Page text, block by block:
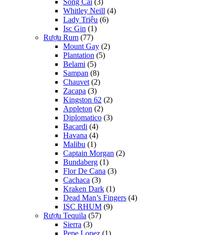
Sông Cái (3)
Whitley Neill (4)
Lady Triệu (6)
Isc Gin (1)
Rượu Rum (77)
Mount Gay (2)
Plantation (5)
Belami (5)
Sampan (8)
Chauvet (2)
Zacapa (3)
Kingston 62 (2)
Appleton (2)
Diplomatico (3)
Bacardi (4)
Havana (4)
Malibu (1)
Captain Morgan (2)
Bundaberg (1)
Flor De Cana (3)
Cachaca (3)
Kraken Dark (1)
Dead Man’s Fingers (4)
ISC RHUM (9)
Rượu Tequila (57)
Sierra (3)